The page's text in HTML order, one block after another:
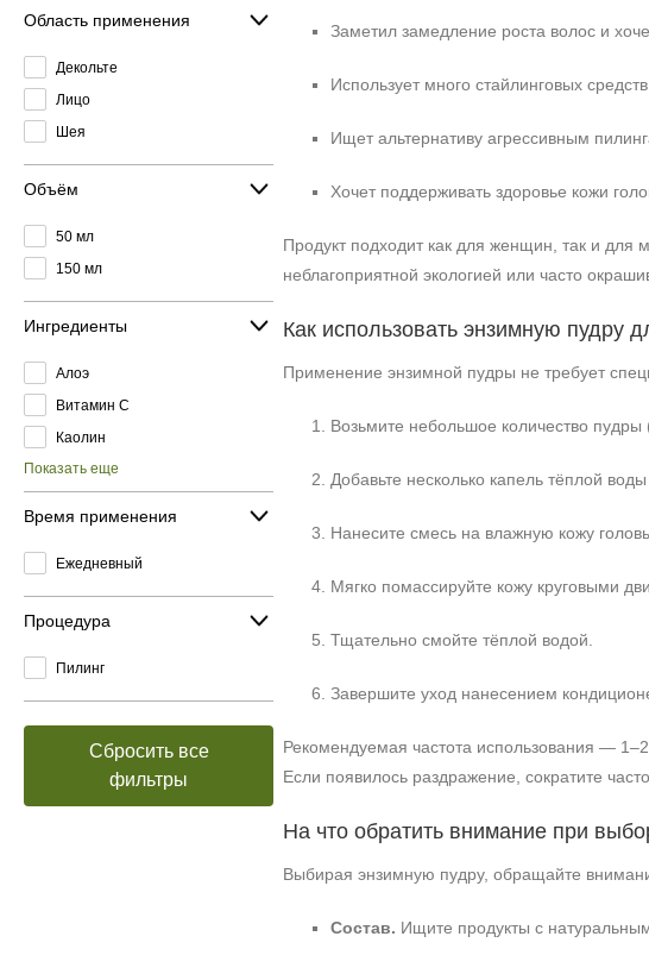
Область применения
Декольте
Лицо
Шея
Объём
50 мл
150 мл
Ингредиенты
Алоэ
Витамин C
Каолин
Показать еще
Время применения
Ежедневный
Процедура
Пилинг
Сбросить все
фильтры
Заметил замедление роста волос и
Использует много стайлинговых
Ищет альтернативу агрессивным
Хочет поддерживать здоровье кожи
Продукт подходит как для женщин, так и
неблагоприятной экологией или часто
Как использовать энзимную пудру
Применение энзимной пудры не требует
Возьмите небольшое количество
Добавьте несколько капель тёплой
Нанесите смесь на влажную кожу
Мягко помассируйте кожу круговыми
Тщательно смойте тёплой водой.
Завершите уход нанесением
Рекомендуемая частота использования —
Если появилось раздражение, сократите
На что обратить внимание при
Выбирая энзимную пудру, обращайте
Состав. Ищите продукты с